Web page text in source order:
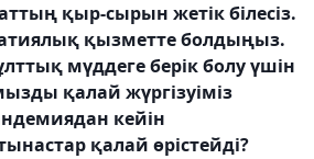
қыр-сырын жетік білесіз.
қызметте болдыңыз.
мүддеге берік болу үшін
қалай жүргізуіміз
кейін
қалай өрістейді?